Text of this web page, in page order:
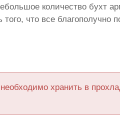
количество бухт
того, что все
хранить в